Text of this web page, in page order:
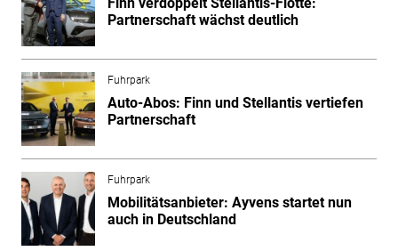
Partnerschaft wächst deutlich
Fuhrpark
Auto-Abos: Finn und Stellantis vertiefen
Partnerschaft
Fuhrpark
Mobilitätsanbieter: Ayvens startet nun
auch in Deutschland